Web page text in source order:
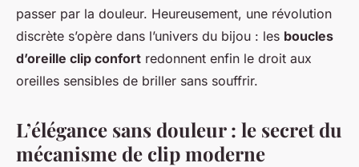
passer par la douleur. Heureusement, une révolution
discrète s’opère dans l’univers du bijou : les boucles
d’oreille clip confort redonnent enfin le droit aux
oreilles sensibles de briller sans souffrir.
L’élégance sans douleur : le secret du
mécanisme de clip moderne